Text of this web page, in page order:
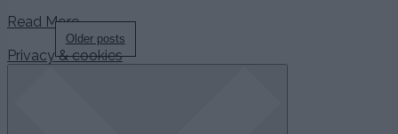
Read More…
navigation
Older posts
Privacy & cookies